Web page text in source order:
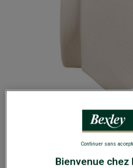
Bienvenue chez
Continuer sans